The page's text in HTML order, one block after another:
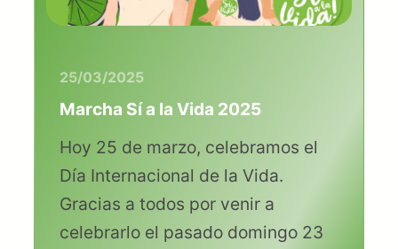
25/03/2025
Marcha Sí a la Vida 2025
Hoy 25 de marzo, celebramos el
Día Internacional de la Vida.
Gracias a todos por venir a
celebrarlo el pasado domingo 23